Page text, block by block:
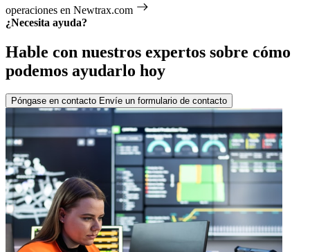
operaciones en Newtrax.com
¿Necesita ayuda?
Hable con nuestros expertos sobre cómo
podemos ayudarlo hoy
Póngase en contacto Envíe un formulario de contacto